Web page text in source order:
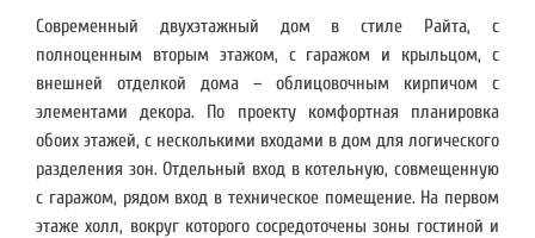
Современный двухэтажный дом в стиле Райта, с
полноценным вторым этажом, с гаражом и крыльцом, с
внешней отделкой дома – облицовочным кирпичом с
элементами декора. По проекту комфортная планировка
обоих этажей, с несколькими входами в дом для логического
разделения зон. Отдельный вход в котельную, совмещенную
с гаражом, рядом вход в техническое помещение. На первом
этаже холл, вокруг которого сосредоточены зоны гостиной и